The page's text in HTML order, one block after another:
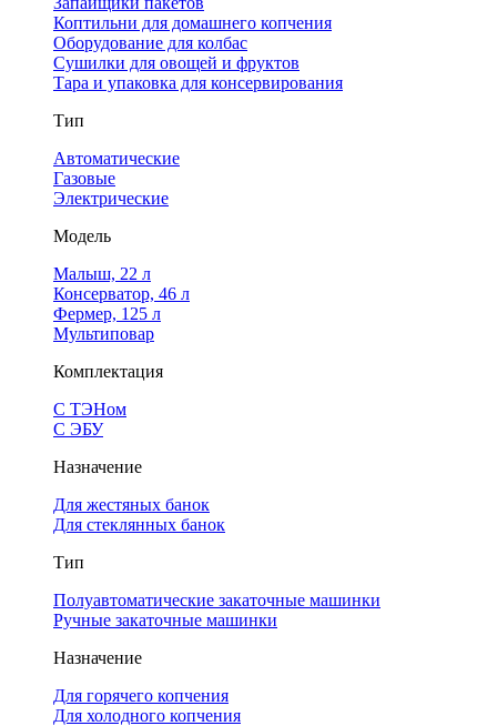
Коптильни для домашнего копчения
Оборудование для колбас
Сушилки для овощей и фруктов
Тара и упаковка для консервирования
Тип
Автоматические
Газовые
Электрические
Модель
Малыш, 22 л
Консерватор, 46 л
Фермер, 125 л
Мультиповар
Комплектация
С ТЭНом
С ЭБУ
Назначение
Для жестяных банок
Для стеклянных банок
Тип
Полуавтоматические закаточные машинки
Ручные закаточные машинки
Назначение
Для горячего копчения
Для холодного копчения